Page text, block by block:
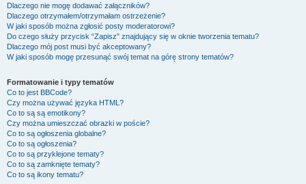
Dlaczego nie mogę dodawać załączników?
Dlaczego otrzymałem/otrzymałam ostrzeżenie?
W jaki sposób można zgłosić posty moderatorowi?
Do czego służy przycisk “Zapisz” znajdujący się w oknie tworzenia tematu?
Dlaczego mój post musi być akceptowany?
W jaki sposób mogę przesunąć swój temat na górę strony tematów?
Formatowanie i typy tematów
Co to jest BBCode?
Czy można używać języka HTML?
Co to są są emotikony?
Czy można umieszczać obrazki w poście?
Co to są ogłoszenia globalne?
Co to są ogłoszenia?
Co to są przyklejone tematy?
Co to są zamknięte tematy?
Co to są ikony tematu?